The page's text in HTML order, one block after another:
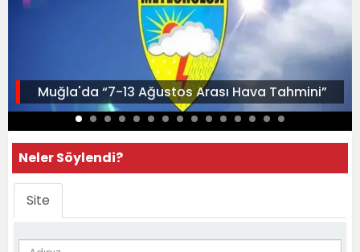
Muğla'da “7-13 Ağustos Arası Hava Tahmini”
Neler Söylendi?
Site